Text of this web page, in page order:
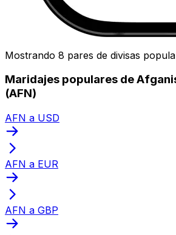
Mostrando 8 pares de divisas
Maridajes populares de
(AFN)
AFN a USD
AFN a EUR
AFN a GBP